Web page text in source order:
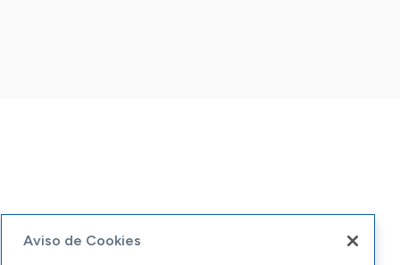
Aviso de Cookies